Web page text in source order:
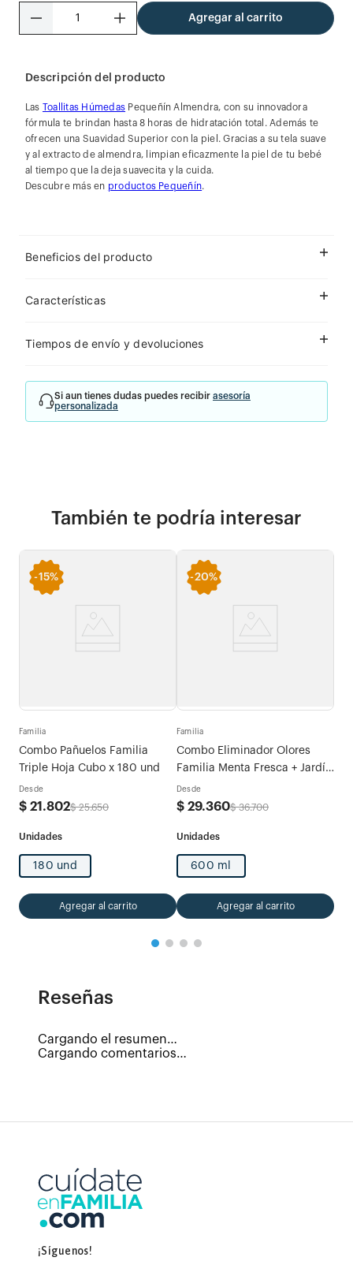
＋
－ Agregar al carrito
Descripción del producto
Las Toallitas Húmedas Pequeñín Almendra, con su innovadora
fórmula te brindan hasta 8 horas de hidratación total. Además te
ofrecen una Suavidad Superior con la piel. Gracias a su tela suave
y al extracto de almendra, limpian eficazmente la piel de tu bebé
al tiempo que la deja suavecita y la cuida.
Descubre más en productos Pequeñín.
Beneficios del producto
Características
Tiempos de envío y devoluciones
Si aun tienes dudas puedes recibir asesoría
personalizada
También te podría interesar
-15%
Familia
Combo Pañuelos Familia
Triple Hoja Cubo x 180 und
Desde
$ 21 .802$ 25.650
180 und
Agregar al carrito
-20%
Familia
Combo Eliminador Olores
Familia Menta Fresca + Jardín
de Verano
Desde
$ 29.360$ 36.700
600 ml
Agregar al carrito
Reseñas
Cargando el resumen…
Cargando comentarios…
¡Síguenos!